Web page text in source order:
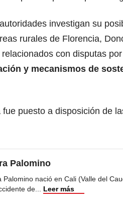
investigan su
rurales de Florencia,
con disputas
y mecanismos de
fue puesto a disposición de
Palomino
Palomino nació en Cali (Valle del
de... Leer más